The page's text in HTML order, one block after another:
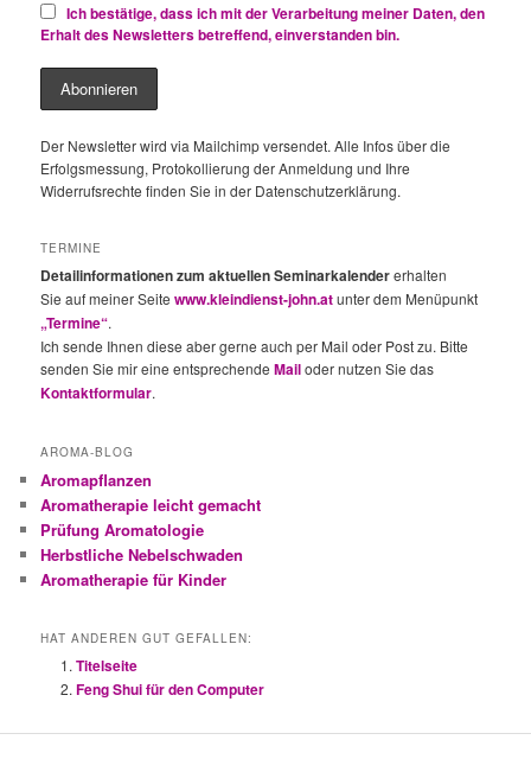
Ich bestätige, dass ich mit der Verarbeitung meiner Daten, den
Erhalt des Newsletters betreffend, einverstanden bin.
Der Newsletter wird via Mailchimp versendet. Alle Infos über die
Erfolgsmessung, Protokollierung der Anmeldung und Ihre
Widerrufsrechte finden Sie in der Datenschutzerklärung.
TERMINE
Detailinformationen zum aktuellen Seminarkalendererhalten
Sie auf meiner Seitewww.kleindienst-john.atunter dem Menüpunkt
„Termine“.
Ich sende Ihnen diese aber gerne auch per Mail oder Post zu. Bitte
senden Sie mir eine entsprechendeMailoder nutzen Sie das
Kontaktformular.
AROMA-BLOG
Aromapflanzen
Aromatherapie leicht gemacht
Prüfung Aromatologie
Herbstliche Nebelschwaden
Aromatherapie für Kinder
HAT ANDEREN GUT GEFALLEN:
Titelseite
Feng Shui für den Computer